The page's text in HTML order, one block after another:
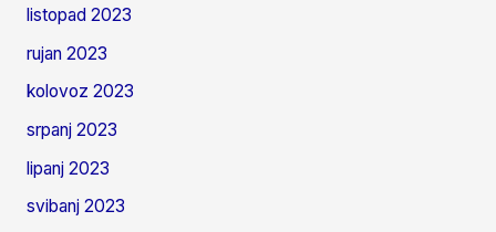
listopad 2023
rujan 2023
kolovoz 2023
srpanj 2023
lipanj 2023
svibanj 2023